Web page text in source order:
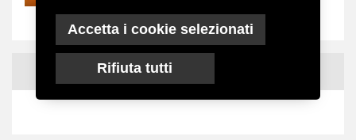
NewsFacebook
Accetta i cookie selezionati
Rifiuta tutti